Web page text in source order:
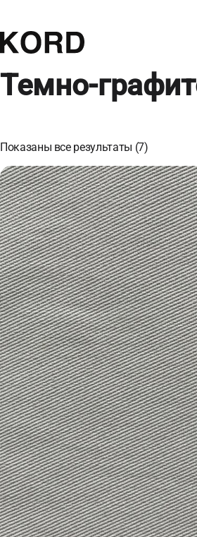
Темно-
Показаны все результаты (7)